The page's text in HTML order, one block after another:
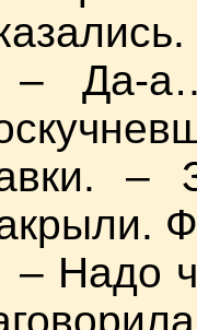
– Да-
–
– Надо